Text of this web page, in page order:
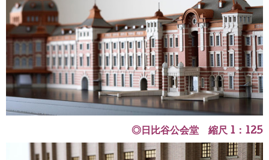
◎日比谷公会堂 縮尺 1：125